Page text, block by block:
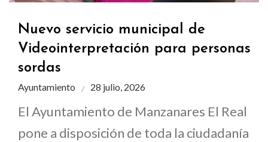
Nuevo servicio municipal de
Videointerpretación para personas
sordas
Ayuntamiento 28 julio, 2026
El Ayuntamiento de Manzanares El Real
pone a disposición de toda la ciudadanía